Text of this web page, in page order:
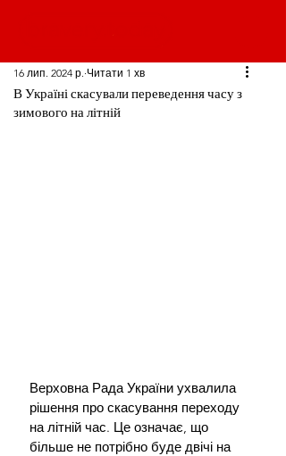
В Україні скасували переведення часу з
зимового на літній
16 лип. 2024 р. Читати 1 хв
Верховна Рада України ухвалила
рішення про скасування переходу
на літній час. Це означає, що
більше не потрібно буде двічі на